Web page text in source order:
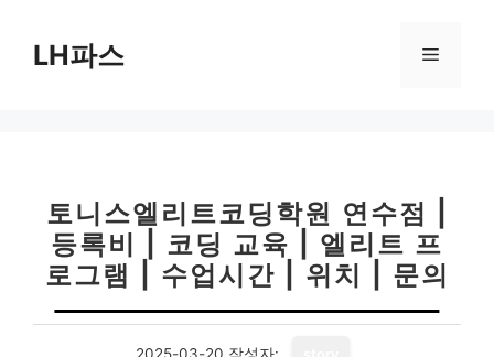
LH파스 메
토니스엘리트코딩학원 연수점 |
등록비 | 코딩 교육 | 엘리트 프
로그램 | 수업시간 | 위치 | 문의